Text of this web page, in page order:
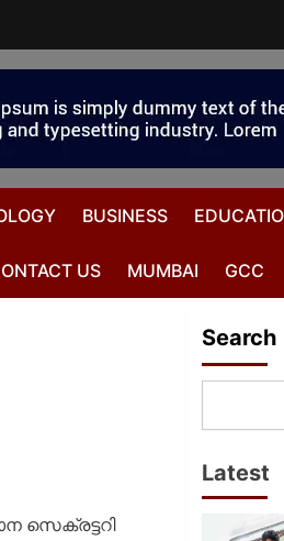
BUSINESS
US MUMBAI GCC
സെക്രട്ടറി
Search
Latest